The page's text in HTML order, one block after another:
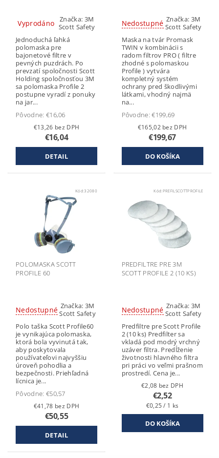
Vyprodáno Značka: 3M
Scott Safety
Jednoduchá ľahká
polomaska pre
bajonetové filtre v
pevných puzdrách. Po
prevzatí spoločnosti Scott
Holding spoločnosťou 3M
sa polomaska Profile 2
postupne vyradí z ponuky
na jar...
Pôvodne: €16,06
€13,26 bez DPH
€16,04
DETAIL
Nedostupné Značka: 3M
Scott Safety
Maska na tvár Promask
TWIN v kombinácii s
radom filtrov PRO ( filtre
zhodné s polomaskou
Profile ) vytvára
kompletný systém
ochrany pred škodlivými
látkami, vhodný najmä
na...
Pôvodne:€199,69
€165,02 bez DPH
€199,67
Kód:32080
POLOMASKA SCOTT
PROFILE 60
Nedostupné Značka:3M
Scott Safety
Polo taška Scott Profile60
je vynikajúca polomaska,
ktorá bola vyvinutá tak,
aby poskytovala
používateľovi najvyššiu
úroveň pohodlia a
bezpečnosti. Priehľadná
lícnica je...
Pôvodne: €50,57
€41,78 bez DPH
€50,55
DETAIL
Kód:PREFILSCOTTPROFILE
PREDFILTRE PRE 3M
SCOTT PROFILE 2 (10 KS)
Nedostupné Značka: 3M
Scott Safety
Predfiltre pre Scott Profile
2 (10 ks) Predfilter sa
vkladá pod modrý vrchný
uzáver filtra. Predĺženie
životnosti hlavného filtra
pri práci vo veľmi prašnom
prostredí. Cena je...
€2,08 bez DPH
€2,52
€0,25 / 1 ks